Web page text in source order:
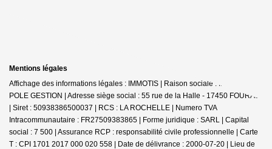
Mentions légales
Affichage des informations légales : IMMOTIS | Raison sociale : IMMOTIS
POLE GESTION | Adresse siège social : 55 rue de la Halle - 17450 FOURAS
| Siret : 50938386500037 | RCS : LA ROCHELLE | Numero TVA
Intracommunautaire : FR27509383865 | Forme juridique : SARL | Capital
social : 7 500 | Assurance RCP : responsabilité civile professionnelle | Carte
T : CPI 1701 2017 000 020 558 | Date de délivrance : 2000-07-20 | Lieu de